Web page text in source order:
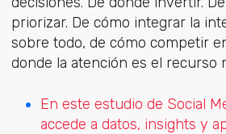
priorizar. De cómo integrar la
sobre todo, de cómo competir
donde la atención es el recurso
En este estudio de Social
accede a datos, insights y